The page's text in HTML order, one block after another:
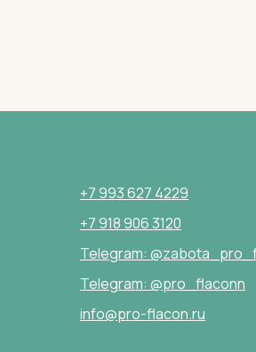
+7 918 906 3120
+7 993 627 4229
Telegram:
Telegram: @pro_flaconn
info@pro-flacon.ru